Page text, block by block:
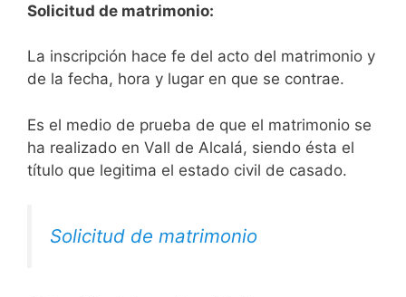
Solicitud de matrimonio:
La inscripción hace fe del acto del matrimonio y
de la fecha, hora y lugar en que se contrae.
Es el medio de prueba de que el matrimonio se
ha realizado en Vall de Alcalá, siendo ésta el
título que legitima el estado civil de casado.
Solicitud de matrimonio